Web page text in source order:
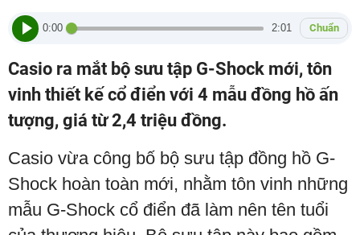
0:00 2:01 Chuẩn
Casio ra mắt bộ sưu tập G-Shock mới, tôn
vinh thiết kế cổ điển với 4 mẫu đồng hồ ấn
tượng, giá từ 2,4 triệu đồng.
Casio vừa công bố bộ sưu tập đồng hồ G-
Shock hoàn toàn mới, nhằm tôn vinh những
mẫu G-Shock cổ điển đã làm nên tên tuổi